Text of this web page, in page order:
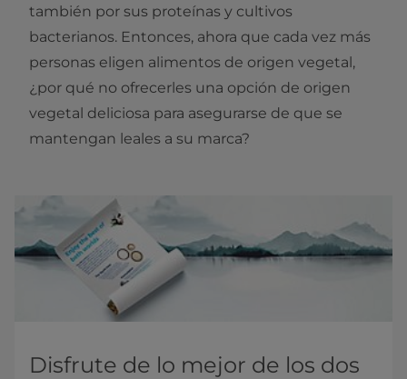
también por sus proteínas y cultivos
bacterianos. Entonces, ahora que cada vez más
personas eligen alimentos de origen vegetal,
¿por qué no ofrecerles una opción de origen
vegetal deliciosa para asegurarse de que se
mantengan leales a su marca?
Disfrute de lo mejor de los dos